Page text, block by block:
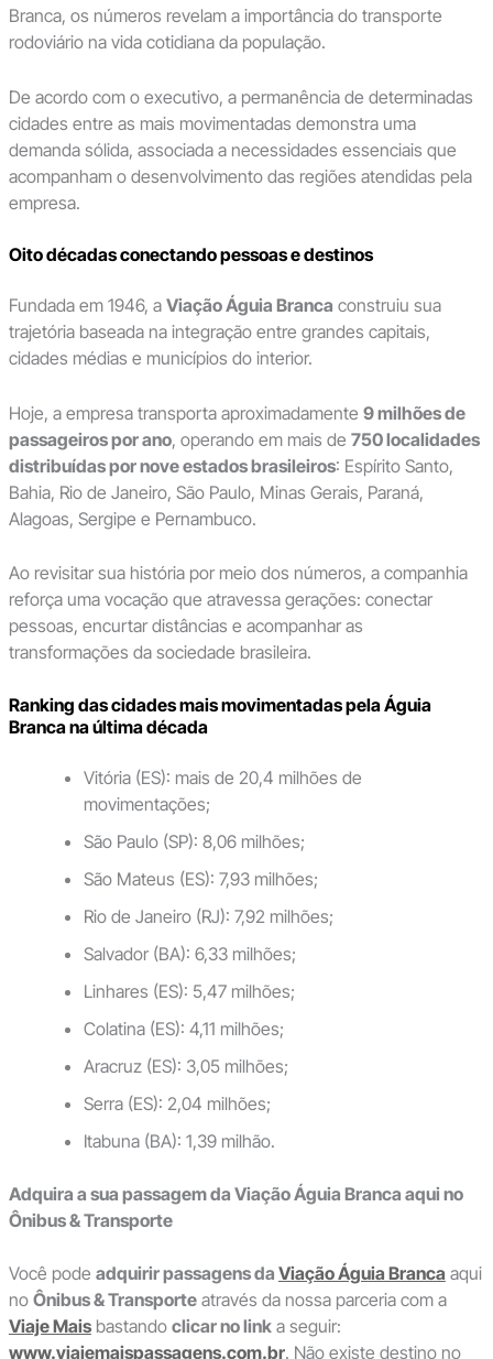
Branca, os números revelam a importância do transporte
rodoviário na vida cotidiana da população.
De acordo com o executivo, a permanência de determinadas
cidades entre as mais movimentadas demonstra uma
demanda sólida, associada a necessidades essenciais que
acompanham o desenvolvimento das regiões atendidas pela
empresa.
Oito décadas conectando pessoas e destinos
Fundada em 1946, a Viação Águia Branca construiu sua
trajetória baseada na integração entre grandes capitais,
cidades médias e municípios do interior.
Hoje, a empresa transporta aproximadamente 9 milhões de
passageiros por ano, operando em mais de 750 localidades
distribuídas por nove estados brasileiros: Espírito Santo,
Bahia, Rio de Janeiro, São Paulo, Minas Gerais, Paraná,
Alagoas, Sergipe e Pernambuco.
Ao revisitar sua história por meio dos números, a companhia
reforça uma vocação que atravessa gerações: conectar
pessoas, encurtar distâncias e acompanhar as
transformações da sociedade brasileira.
Ranking das cidades mais movimentadas pela Águia
Branca na última década
Vitória (ES): mais de 20,4 milhões de
movimentações;
São Paulo (SP): 8,06 milhões;
São Mateus (ES): 7,93 milhões;
Rio de Janeiro (RJ): 7,92 milhões;
Salvador (BA): 6,33 milhões;
Linhares (ES): 5,47 milhões;
Colatina (ES): 4,11 milhões;
Aracruz (ES): 3,05 milhões;
Serra (ES): 2,04 milhões;
Itabuna (BA): 1,39 milhão.
Adquira a sua passagem da Viação Águia Branca aqui no
Ônibus & Transporte
Você pode adquirir passagens da Viação Águia Branca aqui
no Ônibus & Transporteatravés da nossa parceria com a
Viaje Maisbastando clicar no linka seguir:
www.viajemaispassagens.com.br. Não existe destino no